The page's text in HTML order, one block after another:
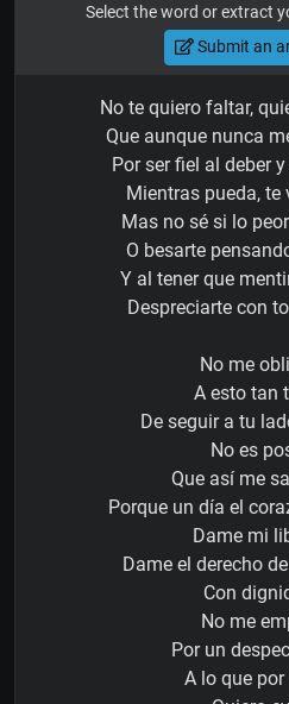
Select the word or extract
Submit an
No te quiero faltar,
Que aunque nunca
Por ser fiel al deber
Mientras pueda, te
Mas no sé si lo
O besarte
Y al tener que
Despreciarte con
No me
A esto tan
De seguir a tu
No es
Que así me
Porque un día el
Dame mi
Dame el derecho
Con
No me
Por un
A lo que